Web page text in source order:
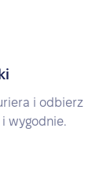
i odbierz
wygodnie.